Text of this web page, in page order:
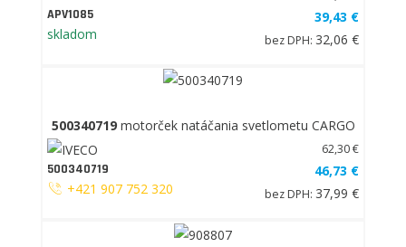
APV1085
skladom
39,43 €
bez DPH: 32,06 €
500340719motorček natáčania svetlometu CARGO
500340719
+421 907 752 320
62,30 €
46,73 €
bez DPH: 37,99 €